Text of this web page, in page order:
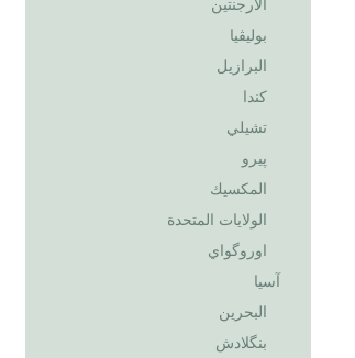
الأرجنتين
بوليڤيا
البرازيل
كندا
تشيلي
پيرو
المكسيك
الولايات المتحدة
اوروگواي
آسيا
البحرين
بنگلادش